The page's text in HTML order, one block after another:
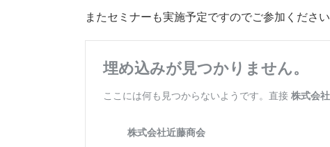
またセミナーも実施予定ですのでご参加ください